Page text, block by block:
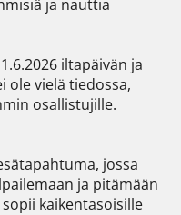
ja nauttia
ole vielä tiedossa,
osallistujille.
jossa
ja pitämään
kaikentasoisille